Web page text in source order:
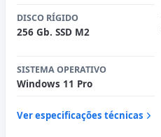
DISCO RÍGIDO
256 Gb. SSD M2
SISTEMA OPERATIVO
Windows 11 Pro
Ver especificações técnicas